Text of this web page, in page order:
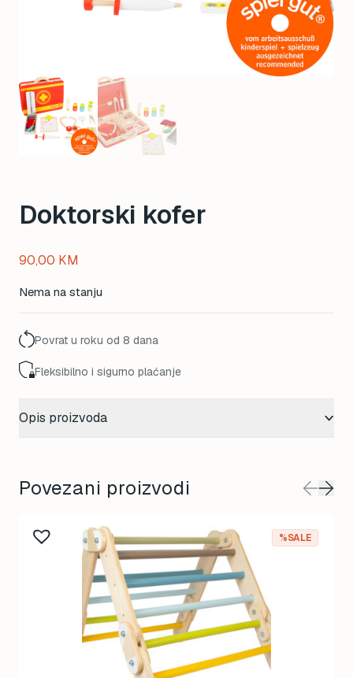
Doktorski kofer
90,00 KM
Nema na stanju
Povrat u roku od 8 dana
Fleksibilno i sigurno plaćanje
Opis proizvoda
Povezani proizvodi
%SALE